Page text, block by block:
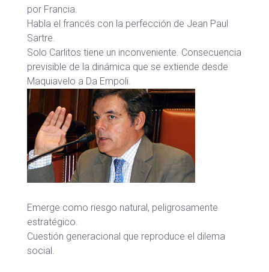
por Francia.
Habla el francés con la perfección de Jean Paul
Sartre.
Solo Carlitos tiene un inconveniente. Consecuencia
previsible de la dinámica que se extiende desde
Maquiavelo a Da Empoli.
Emerge como riesgo natural, peligrosamente
estratégico.
Cuestión generacional que reproduce el dilema
social.